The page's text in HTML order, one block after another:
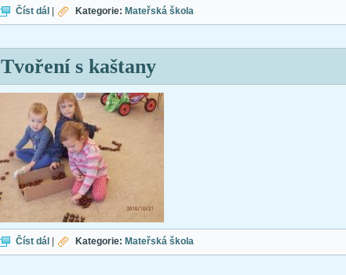
Číst dál Divadlo Liška Bystrouška
Kategorie: Mateřská škola
Tvoření s kaštany
Číst dál Tvoření s kaštany
Kategorie: Mateřská škola